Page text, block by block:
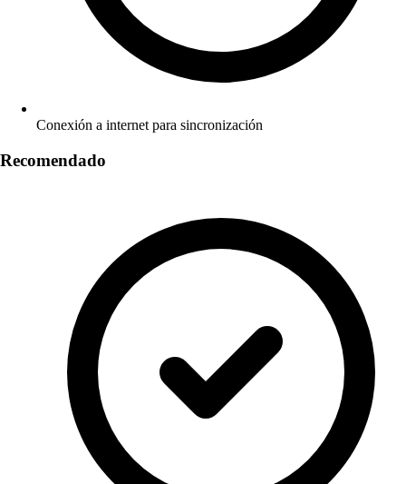
Conexión a internet para sincronización
Recomendado